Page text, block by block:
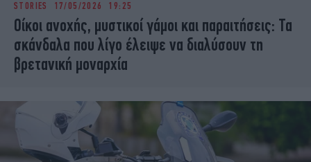
iBOOKS
OSCARS
THE OCEAN
MEDIA
ELAMEFORA
STORIES 17/05/2026 19:25
Οίκοι ανοχής, μυστικοί γάμοι και παραιτήσεις: Τα
σκάνδαλα που λίγο έλειψε να διαλύσουν τη
βρετανική μοναρχία